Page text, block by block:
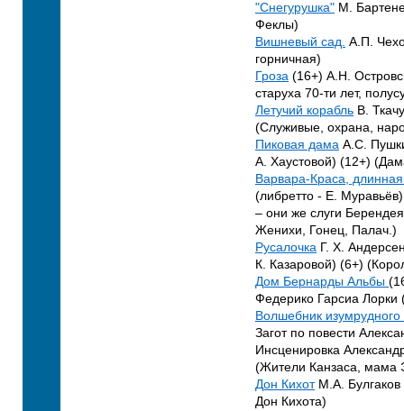
"Снегурушка" М.
Феклы)
Вишневый сад. А.П.
горничная)
Гроза (16+) А.Н.
старуха 70-ти лет,
Летучий корабль В.
(Служивые, охрана,
Пиковая дама А.С.
А. Хаустовой) (12+)
Варвара-Краса, длинная
(либретто - Е.
– они же слуги
Женихи, Гонец, Палач.)
Русалочка Г. Х.
К. Казаровой) (6+)
Дом Бернарды Альбы
Федерико Гарсиа Лорки
Волшебник изумрудного
Загот по повести
Инсценировка
(Жители Канзаса, мама
Дон КихотМ.А. Булгаков
Дон Кихота)